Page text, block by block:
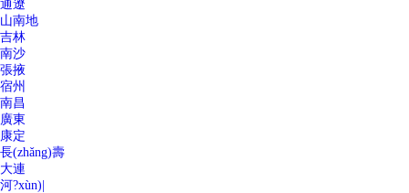
通遼
山南地
吉林
南沙
張掖
宿州
南昌
廣東
康定
長(zhǎng)壽
大連
河?xùn)|